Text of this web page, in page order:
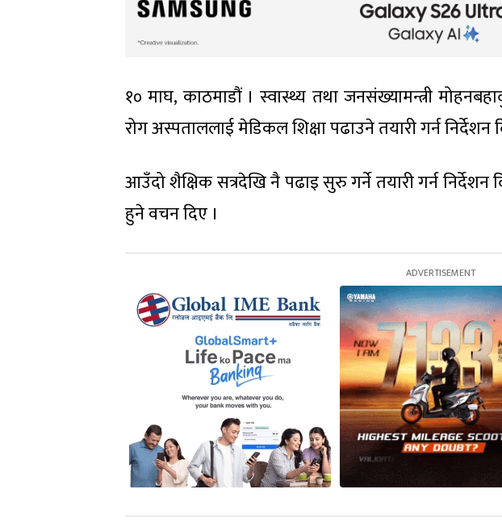
१० माघ, काठमाडौं । स्वास्थ्य तथा जनसंख्यामन्त्री
रोग अस्पताललाई मेडिकल शिक्षा पढाउने तयारी गर्न निर्देशन
आउँदो शैक्षिक सत्रदेखि नै पढाइ सुरु गर्ने तयारी गर्न
हुने वचन दिए ।